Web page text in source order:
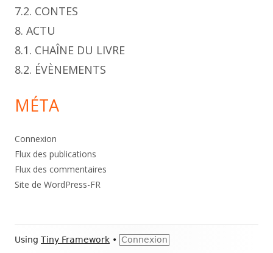
7.2. CONTES
8. ACTU
8.1. CHAÎNE DU LIVRE
8.2. ÉVÈNEMENTS
MÉTA
Connexion
Flux des publications
Flux des commentaires
Site de WordPress-FR
Footer
Using Tiny Framework • Connexion